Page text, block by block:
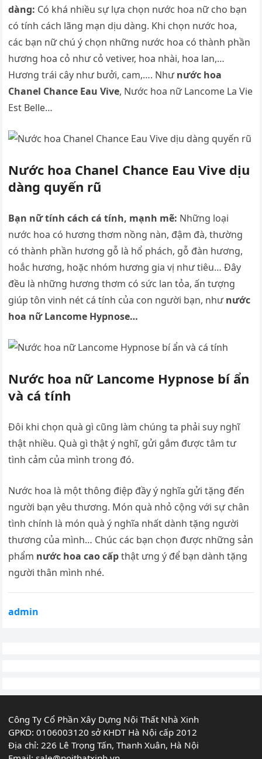
dàng: Có khá nhiều sự lựa chọn nước hoa nữ cho bạn
có tính cách lãng mạn dịu dàng. Khi chọn nước hoa,
các bạn nữ chú ý chọn những nước hoa có thành phần
hương hoa cỏ như cỏ vetiver, hoa nhài, hoa lan,…
Hương trái cây như bưởi, cam,…. Nhưnước hoa
Chanel Chance Eau Vive, Nước hoa nữ Lancome La Vie
Est Belle…
Nước hoa Chanel Chance Eau Vive dịu
dàng quyến rũ
Bạn nữ tính cách cá tính, mạnh mẽ: Những loại
nước hoa có hương thơm nồng nàn, đậm đà, thường
có thành phần hương gỗ là hổ phách, gỗ đàn hương,
hoắc hương, hoặc nhóm hương gia vị như tiêu… Đây
đều là những hương thơm có sức lan tỏa, ấn tượng
giúp tôn vinh nét cá tính của con người bạn, nhưnước
hoa nữ Lancome Hypnose…
Nước hoa nữ Lancome Hypnose bí ẩn
và cá tính
Đôi khi chọn quà gì cũng làm chúng ta phải suy nghĩ
thật nhiều. Quà gì thật ý nghĩ, gửi gắm được tâm tư
tình cảm của mình trong đó.
Nước hoa là một thông điệp đầy ý nghĩa gửi tặng đến
người bạn yêu thương. Món quà nhỏ cộng với sự chân
tình chính là món quà ý nghĩa nhất dành tặng người
thương của mình… Chúc các bạn chọn được những sản
phẩm nước hoa cao cấpthật ưng ý để bạn dành tặng
người thân mình nhé.
admin
Công Ty Cổ Phần Xây Dựng Nội Thất Nhà Xinh
GPKD: 0106003120 sở KHDT Hà Nội cấp 2012
Địa chỉ: 226 Lê Trọng Tấn, Thanh Xuân, Hà Nội